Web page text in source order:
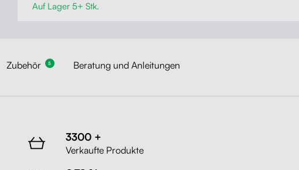
Auf Lager 5+ Stk.
Zubehör 5 Beratung und Anleitungen
3300 +
Verkaufte Produkte